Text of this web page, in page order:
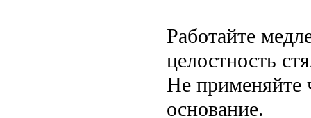
Работайте
целостность
Не применяйте
основание.